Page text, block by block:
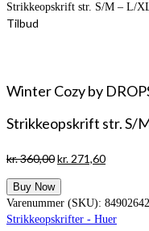
Strikkeopskrift str. S/M – L/
Tilbud
Winter Cozy by
Strikkeopskrift str. S/
kr.360,00Den
pris
var:
kr. 360,00.
kr. 271,60Den
er:
kr. 271,60.
Buy Now
Varenummer (SKU):
Strikkeopskrifter - Huer